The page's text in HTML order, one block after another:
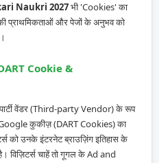
Naukri 2027भी 'Cookies' का
प्राथमिकताओं और पेजों के अनुभव को
Cookie &
वेंडर (Third-party Vendor) के रूप
Google कुकीज़ (DART Cookies) का
को उनके इंटरनेट ब्राउज़िंग इतिहास के
विज़िटर्स चाहें तो गूगल के Ad and